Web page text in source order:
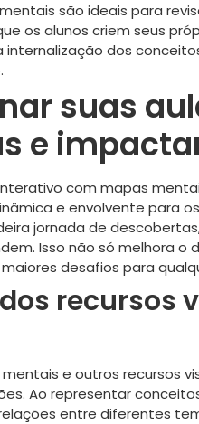
são ideais para
os alunos criem seus
internalização dos
suas
e
com mapas
e envolvente para
jornada de
Isso não só melhora
desafios para
recursos
e outros recursos
Ao representar
entre diferentes